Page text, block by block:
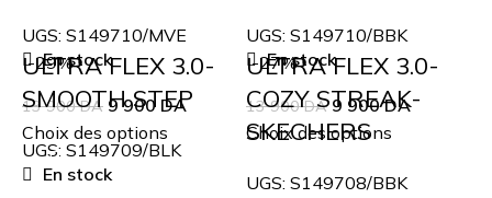
UGS: S149710/MVE
En stock
13 900DA 9 900 DA
Choix des options
UGS: S149710/BBK
En stock
13 900DA 9 900DA
Choix des options
-29%
ULTRA FLEX 3.0-
SMOOTH STEP
UGS: S149709/BLK
En stock
-27%
ULTRA FLEX 3.0-
COZY STREAK-
SKECHERS
UGS: S149708/BBK